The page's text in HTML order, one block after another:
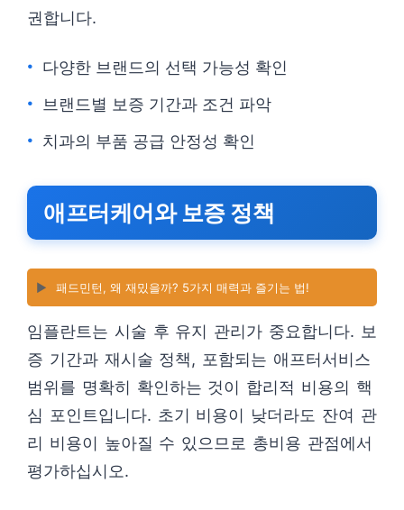
권합니다.
다양한 브랜드의 선택 가능성 확인
브랜드별 보증 기간과 조건 파악
치과의 부품 공급 안정성 확인
애프터케어와 보증 정책
▶️ 패드민턴, 왜 재밌을까? 5가지 매력과 즐기는 법!
임플란트는 시술 후 유지 관리가 중요합니다. 보
증 기간과 재시술 정책, 포함되는 애프터서비스
범위를 명확히 확인하는 것이 합리적 비용의 핵
심 포인트입니다. 초기 비용이 낮더라도 잔여 관
리 비용이 높아질 수 있으므로 총비용 관점에서
평가하십시오.